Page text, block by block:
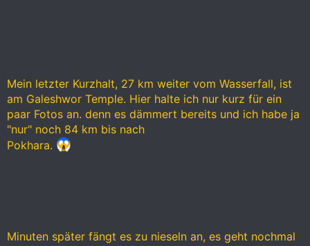
Mein letzter Kurzhalt, 27 km weiter vom Wasserfall, ist
am Galeshwor Temple. Hier halte ich nur kurz für ein
paar Fotos an. denn es dämmert bereits und ich habe ja
"nur" noch 84 km bis nach
Pokhara.
Minuten später fängt es zu nieseln an, es geht nochmal